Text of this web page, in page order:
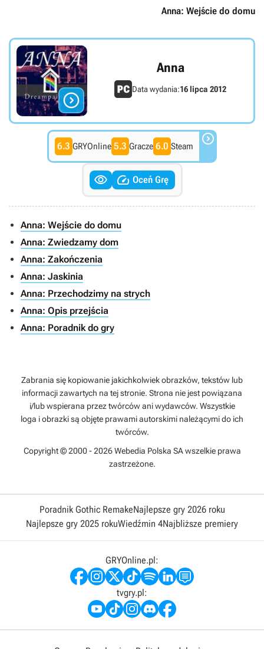
Anna: Wejście do domu

Anna
Data wydania:16 lipca 2012
6.3 GRYOnline 5.3 Gracze 6.0 Steam 
  Oceń Grę
Anna: Wejście do domu
Anna: Zwiedzamy dom
Anna: Zakończenia
Anna: Jaskinia
Anna: Przechodzimy na strych
Anna: Opis przejścia
Anna: Poradnik do gry
Zabrania się kopiowanie jakichkolwiek obrazków, tekstów lub
informacji zawartych na tej stronie. Strona nie jest powiązana
i/lub wspierana przez twórców ani wydawców. Wszystkie
loga i obrazki są objęte prawami autorskimi należącymi do ich
twórców.
Copyright © 2000 - 2026 Webedia Polska SA wszelkie prawa
zastrzeżone.
Poradnik Gothic RemakeNajlepsze gry 2026 roku
Najlepsze gry 2025 rokuWiedźmin 4Najbliższe premiery
GRYOnline.pl:
tvgry.pl: